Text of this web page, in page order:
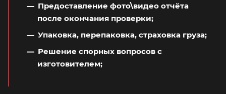
Предоставление фото\видео отчёта
после окончания проверки;
Упаковка, перепаковка, страховка груза;
Решение спорных вопросов с
изготовителем;